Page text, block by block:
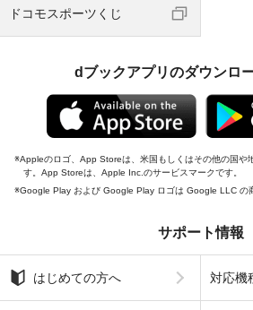
ドコモスポーツくじ
dブックアプリのダウンロ
Appleのロゴ、App Storeは、米国もしくはその他の国や
す。App Storeは、Apple Inc.のサービスマークです。
Google Play および Google Play ロゴは Google LLC の
サポート情報
はじめての方へ 対応機